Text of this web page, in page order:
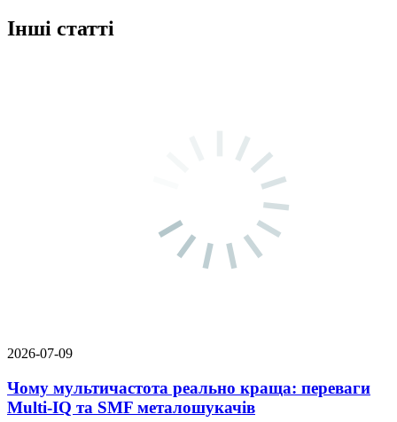
Інші статті
2026-07-09
Чому мультичастота реально краща: переваги
Multi-IQ та SMF металошукачів